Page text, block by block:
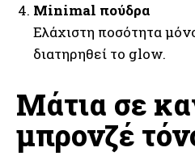
Minimal πούδρα
Ελάχιστη ποσότητα
διατηρηθεί το glow.
Μάτια σε
μπρονζέ